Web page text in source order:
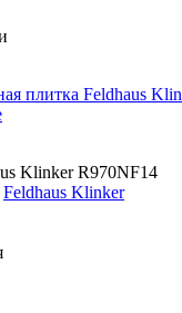
Klinker R970NF14
Feldhaus Klinker